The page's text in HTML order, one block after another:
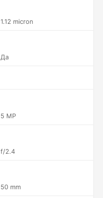
1.12 micron
Да
5 MP
f/2.4
50 mm